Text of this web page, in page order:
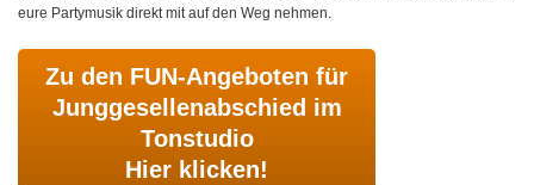
eure Partymusik direkt mit auf den Weg nehmen.
Zu den FUN-Angeboten für
Junggesellenabschied im
Tonstudio
Hier klicken!